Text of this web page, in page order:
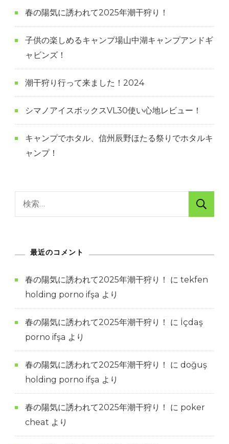
春の陽気に誘われて2025年潮干狩り！
子供の楽しめるキャンプ場山中湖キャンプアンドギ
ャビンズ！
潮干狩り行って来ました！2024
シマノアイスボックスVL30使い心地レビュー！
キャンプでホタル、信州辰野ほたる祭りでホタルキ
ャンプ！
最近のコメント
春の陽気に誘われて2025年潮干狩り！ に tekfen
holding porno ifşa より
春の陽気に誘われて2025年潮干狩り！ に İçdaş
porno ifşa より
春の陽気に誘われて2025年潮干狩り！ に doğuş
holding porno ifşa より
春の陽気に誘われて2025年潮干狩り！ に poker
cheat より